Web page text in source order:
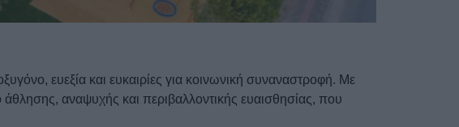
ευεξία και ευκαιρίες για κοινωνική συναναστροφή. Με
αναψυχής και περιβαλλοντικής ευαισθησίας, που